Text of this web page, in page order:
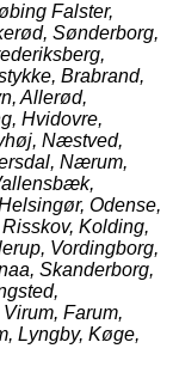
Falster,
Sønderborg,
Brabrand,
Allerød,
Hvidovre,
Næstved,
Nærum,
Odense,
Kolding,
Vordingborg,
Skanderborg,
Farum,
Lyngby, Køge,